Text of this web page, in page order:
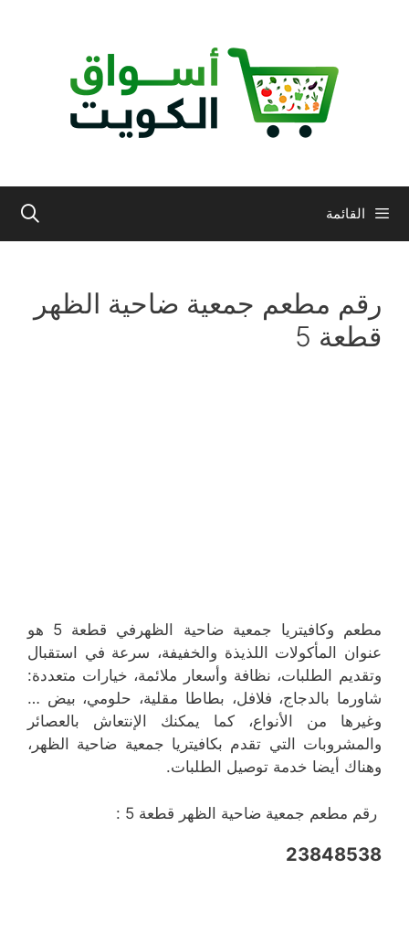
القائمة
رقم مطعم جمعية ضاحية الظهر
قطعة 5
مطعم وكافيتريا جمعية ضاحية الظهرفي قطعة 5 هو
عنوان المأكولات اللذيذة والخفيفة، سرعة في استقبال
وتقديم الطلبات، نظافة وأسعار ملائمة، خيارات متعددة:
شاورما بالدجاج، فلافل، بطاطا مقلية، حلومي، بيض …
وغيرها من الأنواع، كما يمكنك الإنتعاش بالعصائر
والمشروبات التي تقدم بكافيتريا جمعية ضاحية الظهر،
وهناك أيضا خدمة توصيل الطلبات.
رقم مطعم جمعية ضاحية الظهر قطعة 5 :
23848538